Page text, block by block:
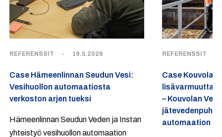
REFERENSSIT - 19.5.2026
Case Hämeenlinnan Seudun Vesi:
Vesihuollon automaatiosta
verkoston arjen tueksi
Hämeenlinnan Seudun Veden ja Instan
yhteistyö vesihuollon automaation
REFERENSSIT
Case Kouvolan
lisävarmuutta
– Kouvolan
automaation